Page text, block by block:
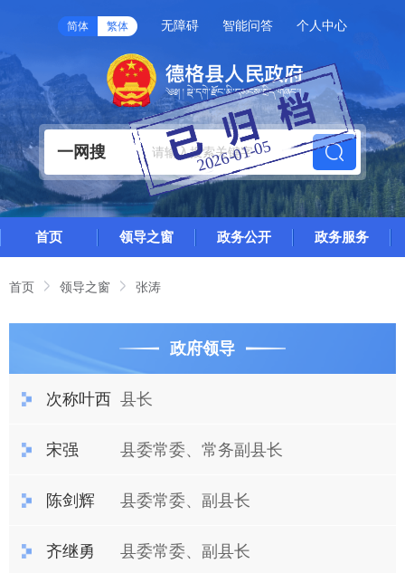
简体 繁体 无障碍 智能问答 个人中心
一网搜
首页 领导之窗 政务公开 政务服务
2026-01-05
首页 领导之窗 张涛
政府领导
次称叶西 县长
宋强 县委常委、常务副县长
陈剑辉 县委常委、副县长
齐继勇 县委常委、副县长